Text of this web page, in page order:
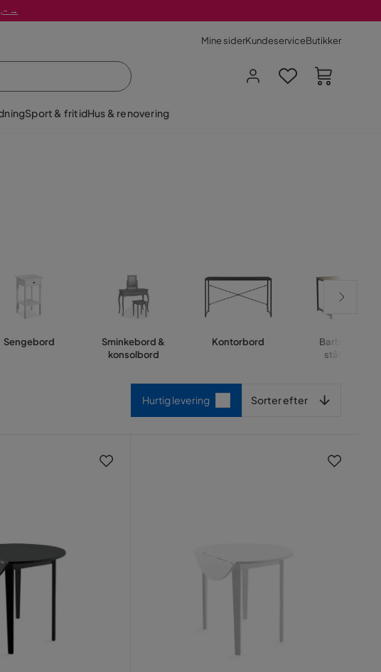
→
Mine siderKundeserviceButikker
Sport & fritidHus & renovering
Sengebord
Sminkebord &
konsolbord
Kontorbord
Barbord &
ståbord
Hurtig levering Sorter efter